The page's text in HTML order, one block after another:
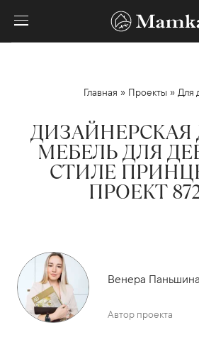
Главная » Проекты » Для
ДИЗАЙНЕРСКАЯ
МЕБЕЛЬ ДЛЯ
СТИЛЕ
ПРОЕКТ
Венера Паньшина
Автор проекта